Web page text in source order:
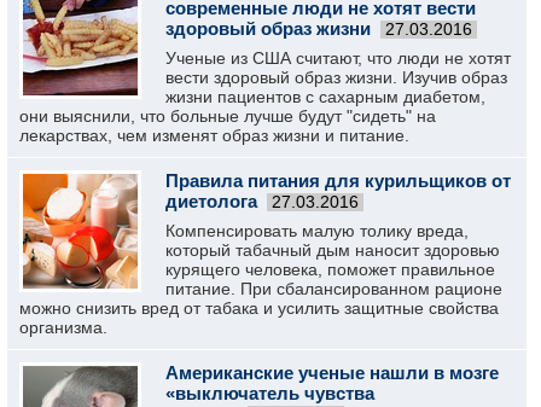
современные люди не хотят вести
здоровый образ жизни
27.03.2016
Ученые из США считают, что люди не хотят
вести здоровый образ жизни. Изучив образ
жизни пациентов с сахарным диабетом,
они выяснили, что больные лучше будут "сидеть" на
лекарствах, чем изменят образ жизни и питание.
Правила питания для курильщиков от
диетолога
27.03.2016
Компенсировать малую толику вреда,
который табачный дым наносит здоровью
курящего человека, поможет правильное
питание. При сбалансированном рационе
можно снизить вред от табака и усилить защитные свойства
организма.
Американские ученые нашли в мозге
«выключатель чувства